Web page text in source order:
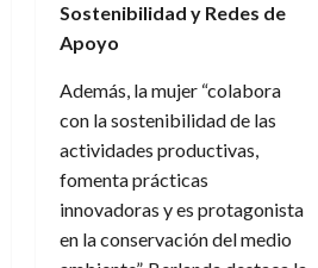
Sostenibilidad y Redes de
Apoyo
Además, la mujer “colabora
con la sostenibilidad de las
actividades productivas,
fomenta prácticas
innovadoras y es protagonista
en la conservación del medio